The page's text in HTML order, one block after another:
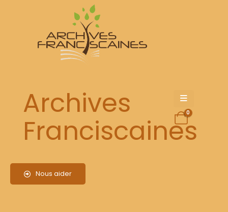
Archives
Franciscaines
Nous aider
0